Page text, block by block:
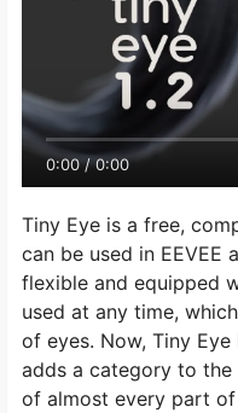
0:00/0:00
Tiny Eye is a free,
can be used in EEVEE
flexible and equipped
used at any time,
of eyes. Now, Tiny
adds a category to the
of almost every part